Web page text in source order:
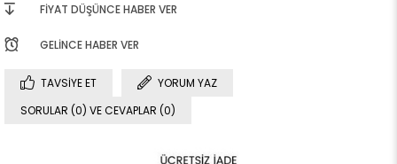
FIYAT DÜŞÜNCE HABER VER
GELINCE HABER VER
TAVSIYE ET
YORUM YAZ
SORULAR (0) VE CEVAPLAR (0)